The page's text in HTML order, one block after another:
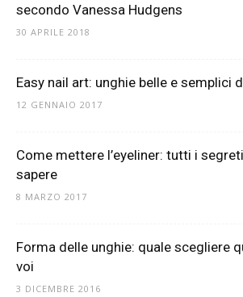
secondo Vanessa Hudgens
30 APRILE 2018
Easy nail art: unghie belle e semplici
12 GENNAIO 2017
Come mettere l’eyeliner: tutti i
sapere
8 MARZO 2017
Forma delle unghie: quale scegliere
voi
3 DICEMBRE 2016